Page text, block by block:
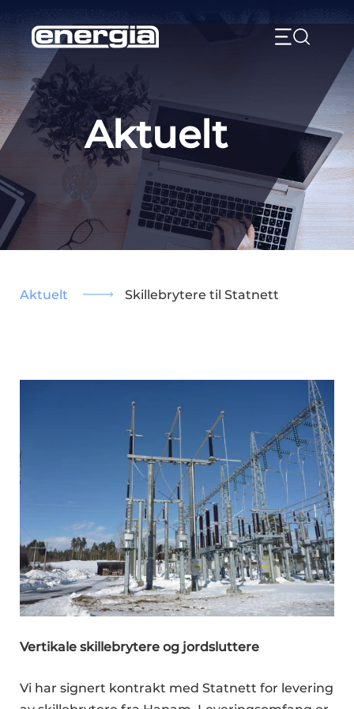
to
content
Aktuelt
Aktuelt Skillebrytere til Statnett
Vertikale skillebrytere og jordsluttere
Vi har signert kontrakt med Statnett for levering